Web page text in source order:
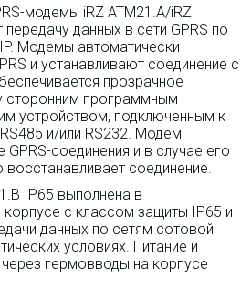
модемы iRZ ATM21.А/iRZ
данных в сети GPRS по
Модемы автоматически
и устанавливают соединение с
прозрачное
сторонним программным
устройством, подключенным к
и/или RS232. Модем
соединения и в случае его
восстанавливает соединение.
IP65 выполнена в
с классом защиты IP65 и
данных по сетям сотовой
условиях. Питание и
гермовводы на корпусе